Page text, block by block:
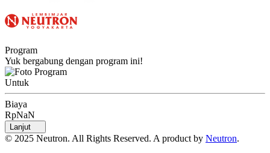
Program
Yuk bergabung dengan program ini!
Untuk
Biaya
RpNaN
Lanjut
© 2025 Neutron. All Rights Reserved. A product by Neutron.